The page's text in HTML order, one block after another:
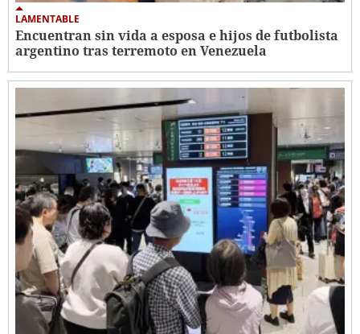
LAMENTABLE
Encuentran sin vida a esposa e hijos de futbolista
argentino tras terremoto en Venezuela